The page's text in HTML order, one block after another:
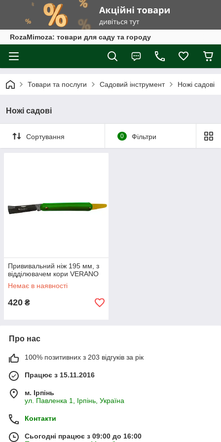
RozaMimoza: товари для саду та городу
Товари та послуги Садовий інструмент Ножі садові
Ножі садові
Сортування 0 Фільтри
Прививальний ніж 195 мм, з
відділювачем кори VERANO
Немає в наявності
420 ₴
Про нас
100% позитивних з 203 відгуків за рік
Працює з 15.11.2016
м. Ірпінь
ул. Павленка 1, Ірпінь, Україна
Контакти
Сьогодні працює з 09:00 до 16:00